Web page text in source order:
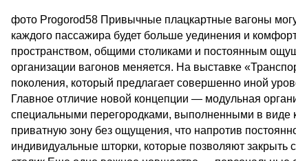
фото Progorod58 Привычные плацкартные вагоны
каждого пассажира будет больше уединения и
пространством, общими столиками и постоянным
организации вагонов меняется. На выставке
поколения, который предлагает совершенно иной
Главное отличие новой концепции — модульная
специальными перегородками, выполненными в
приватную зону без ощущения, что напротив
индивидуальные шторки, которые позволяют закрыть